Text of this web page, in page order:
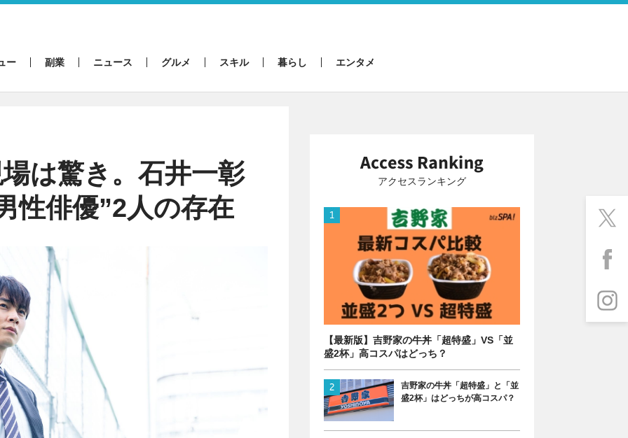
ー 副業 ニュース グルメ スキル 暮らし エンタメ
は驚き。石井一彰
性俳優”2人の存在
アクセスランキング
【最新版】吉野家の牛丼「超特盛」VS「並
盛2杯」高コスパはどっち？
吉野家の牛丼「超特盛」と「並
盛2杯」はどっちが高コスパ？